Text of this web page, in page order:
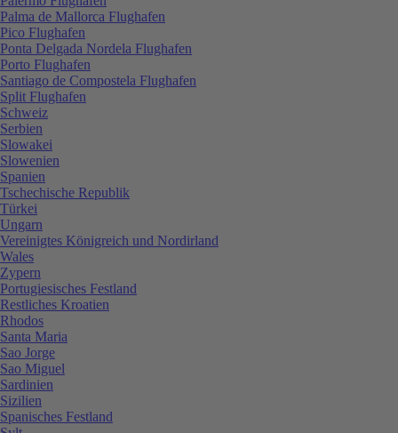
Palma de Mallorca Flughafen
Pico Flughafen
Ponta Delgada Nordela Flughafen
Porto Flughafen
Santiago de Compostela Flughafen
Split Flughafen
Schweiz
Serbien
Slowakei
Slowenien
Spanien
Tschechische Republik
Türkei
Ungarn
Vereinigtes Königreich und Nordirland
Wales
Zypern
Portugiesisches Festland
Restliches Kroatien
Rhodos
Santa Maria
Sao Jorge
Sao Miguel
Sardinien
Sizilien
Spanisches Festland